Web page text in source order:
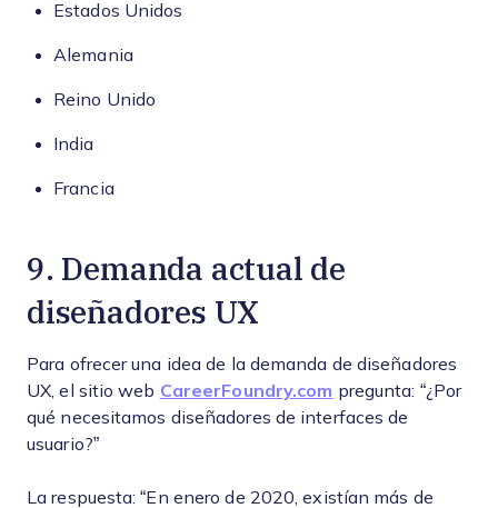
Estados Unidos
Alemania
Reino Unido
India
Francia
9. Demanda actual de
diseñadores UX
Para ofrecer una idea de la demanda de diseñadores
UX, el sitio web CareerFoundry.com pregunta: “¿Por
qué necesitamos diseñadores de interfaces de
usuario?”
La respuesta: “En enero de 2020, existían más de